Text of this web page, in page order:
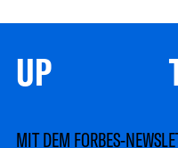
UP
MIT DEM FORBES-